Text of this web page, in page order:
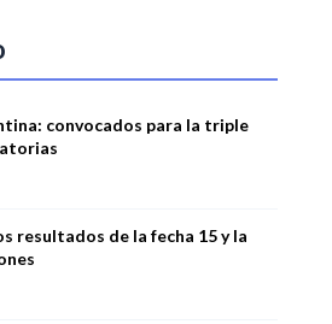
convocados para la triple
resultados de la fecha 15 y la